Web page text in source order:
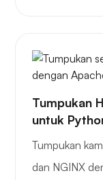
Tumpukan
untuk
Tumpukan
dan NGINX